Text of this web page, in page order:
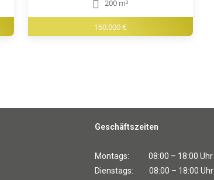
200 m²
160.000 €
Geschäftszeiten
Montags: 08:00 – 18:00 Uhr
Dienstags: 08:00 – 18:00 Uhr